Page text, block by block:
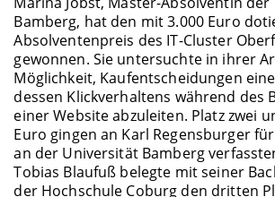
Bamberg, hat den mit 3.000 Euro
Absolventenpreis des IT-Cluster
gewonnen. Sie untersuchte in ihrer
Möglichkeit, Kaufentscheidungen
dessen Klickverhaltens während des
einer Website abzuleiten. Platz zwei
Euro gingen an Karl Regensburger
an der Universität Bamberg
Tobias Blaufuß belegte mit seiner
der Hochschule Coburg den dritten